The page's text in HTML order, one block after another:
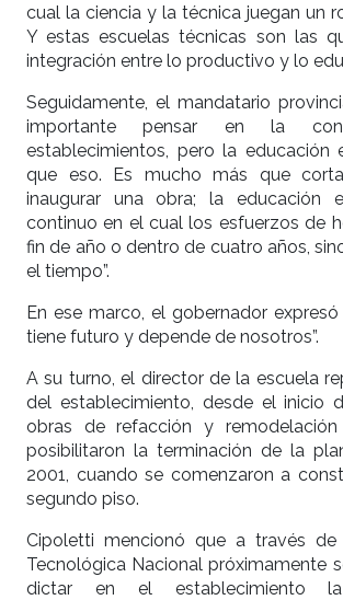
cual la ciencia y la técnica juegan un
Y estas escuelas técnicas son las
integración entre lo productivo y lo
Seguidamente, el mandatario
importante pensar en la
establecimientos, pero la educación
que eso. Es mucho más que
inaugurar una obra; la educación
continuo en el cual los esfuerzos de
fin de año o dentro de cuatro años,
el tiempo”.
En ese marco, el gobernador expresó
tiene futuro y depende de nosotros”.
A su turno, el director de la escuela
del establecimiento, desde el inicio
obras de refacción y
posibilitaron la terminación de la
2001, cuando se comenzaron a
segundo piso.
Cipoletti mencionó que a través de
Tecnológica Nacional próximamente
dictar en el establecimiento